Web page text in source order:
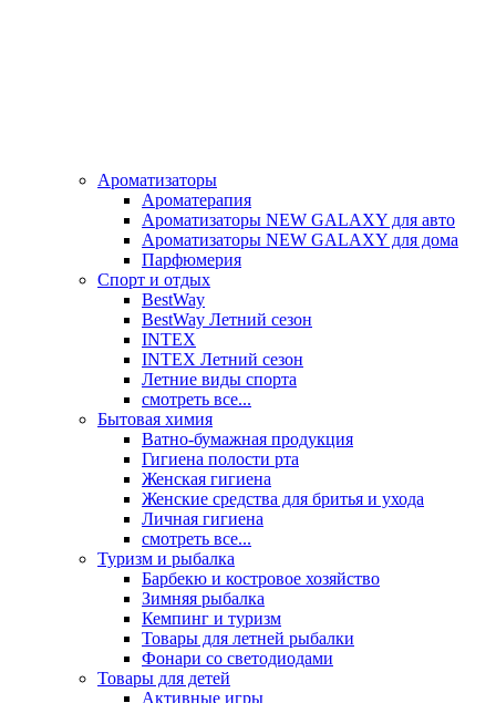
Ароматизаторы
Ароматерапия
Ароматизаторы NEW GALAXY для авто
Ароматизаторы NEW GALAXY для дома
Парфюмерия
Спорт и отдых
BestWay
BestWay Летний сезон
INTEX
INTEX Летний сезон
Летние виды спорта
смотреть все...
Бытовая химия
Ватно-бумажная продукция
Гигиена полости рта
Женская гигиена
Женские средства для бритья и ухода
Личная гигиена
смотреть все...
Туризм и рыбалка
Барбекю и костровое хозяйство
Зимняя рыбалка
Кемпинг и туризм
Товары для летней рыбалки
Фонари со светодиодами
Товары для детей
Активные игры